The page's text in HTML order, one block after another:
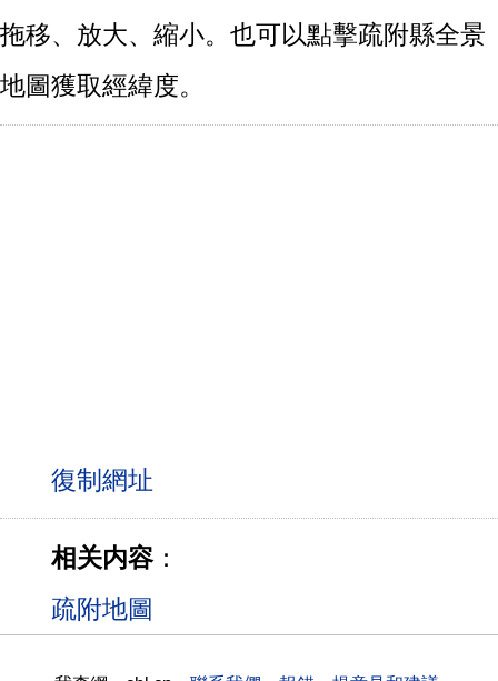
拖移、放大、縮小。也可以點擊疏附縣全景
地圖獲取經緯度。
相关内容：
疏附地圖